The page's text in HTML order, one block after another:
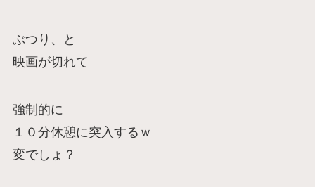
ぶつり、と
映画が切れて
強制的に
１０分休憩に突入するｗ
変でしょ？